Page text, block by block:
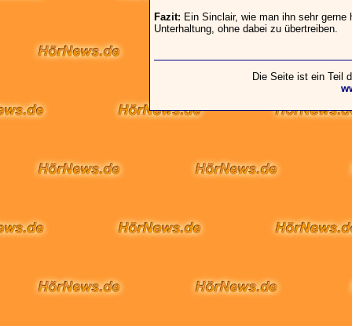
Fazit: Ein Sinclair, wie man ihn sehr
Unterhaltung, ohne dabei zu übertreiben.
Die Seite ist ein Teil